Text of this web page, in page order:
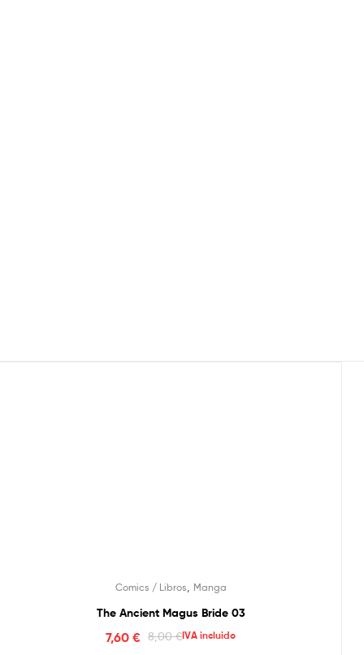
Comics / Libros Manga
The Ancient Magus Bride 03
8,00€
7,60 € IVA incluido